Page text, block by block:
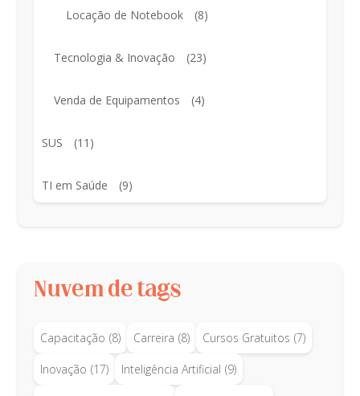
Locação de Notebook (8)
Tecnologia & Inovação (23)
Venda de Equipamentos (4)
SUS (11)
TI em Saúde (9)
Nuvem de tags
Capacitação (8) Carreira (8) Cursos Gratuitos (7)
Inovação (17) Inteligência Artificial (9)